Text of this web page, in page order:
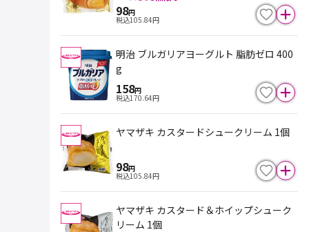
98円
税込105.84円
明治 ブルガリアヨーグルト 脂肪ゼロ 400
g
158円
税込170.64円
ヤマザキ カスタードシュークリーム 1個
98円
税込105.84円
ヤマザキ カスタード＆ホイップシューク
リーム 1個